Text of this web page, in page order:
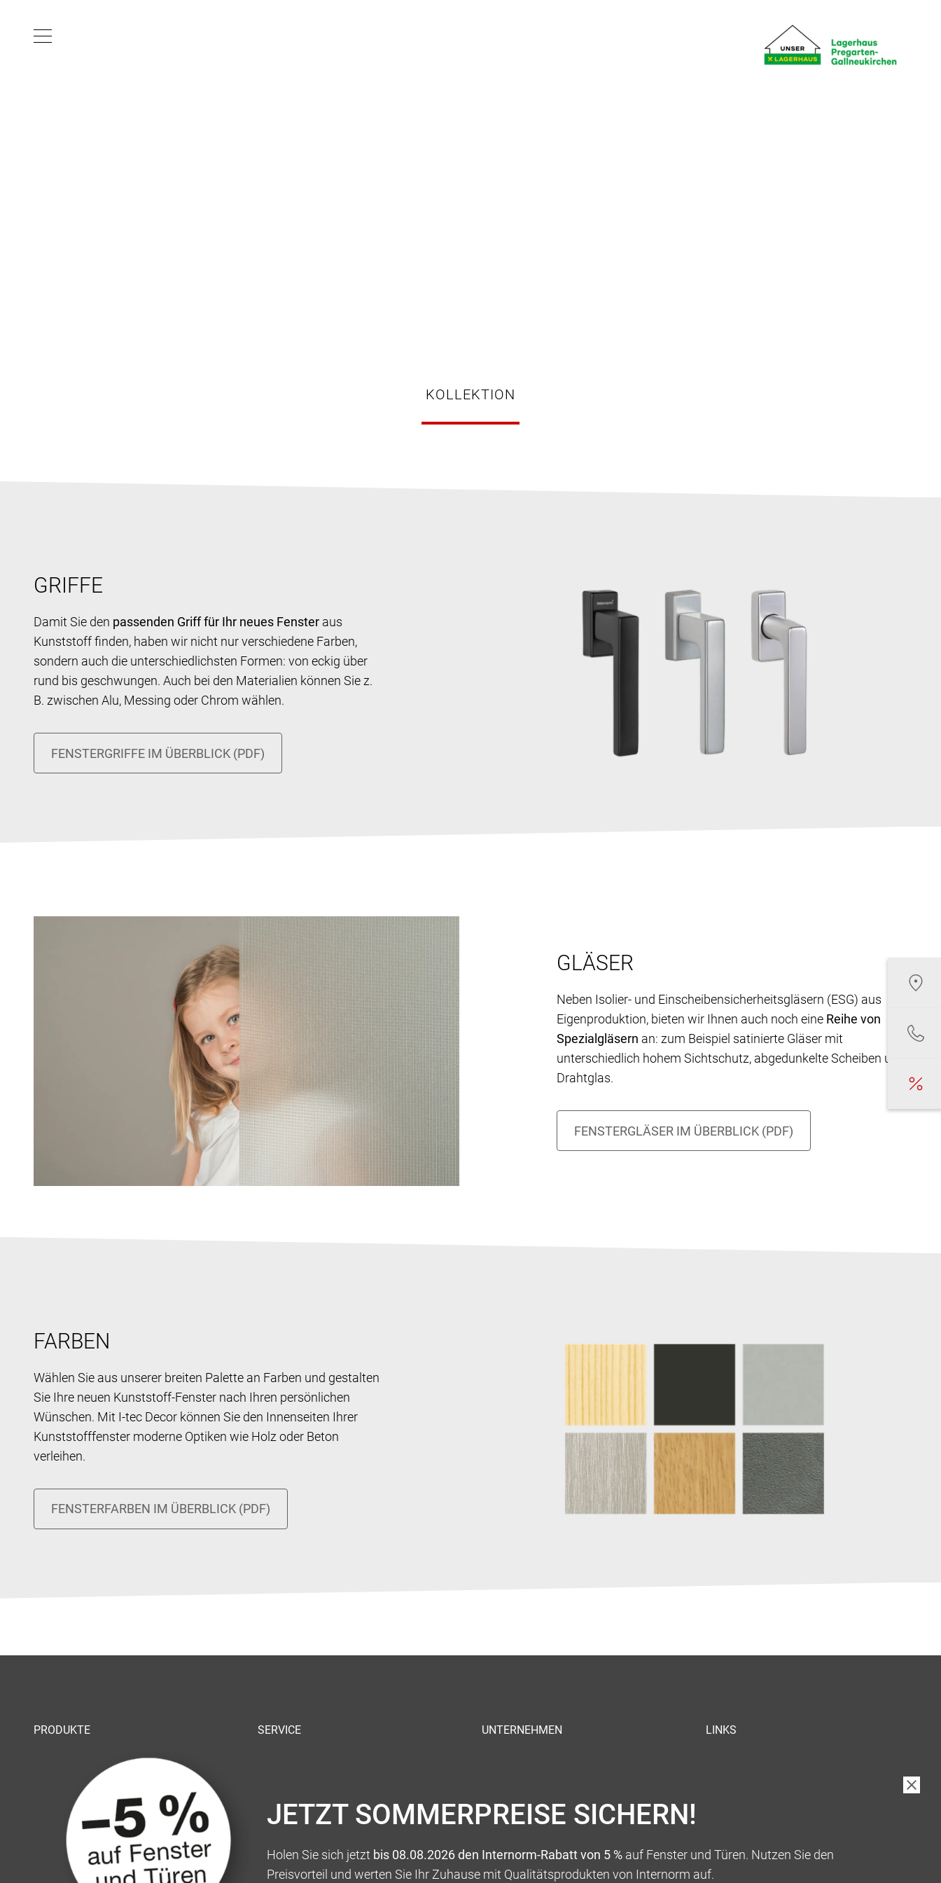
KOLLEKTION
GRIFFE
Damit Sie den passenden Griff für Ihr neues Fenster aus
Kunststoff finden, haben wir nicht nur verschiedene Farben,
sondern auch die unterschiedlichsten Formen: von eckig über
rund bis geschwungen. Auch bei den Materialien können Sie z.
B. zwischen Alu, Messing oder Chrom wählen.
GLÄSER
Neben Isolier- und Einscheibensicherheitsgläsern (ESG) aus
Eigenproduktion, bieten wir Ihnen auch noch eine Reihe von
Spezialgläsern an: zum Beispiel satinierte Gläser mit
unterschiedlich hohem Sichtschutz, abgedunkelte Scheiben und
Drahtglas.
FARBEN
Wählen Sie aus unserer breiten Palette an Farben und gestalten
Sie Ihre neuen Kunststoff-Fenster nach Ihren persönlichen
Wünschen. Mit I-tec Decor können Sie den Innenseiten Ihrer
Kunststofffenster moderne Optiken wie Holz oder Beton
verleihen.
PRODUKTE SERVICE UNTERNEHMEN LINKS
JETZT SOMMERPREISE SICHERN!
Holen Sie sich jetzt bis 08.08.2026 den Internorm-Rabatt von 5 % auf Fenster und Türen. Nutzen Sie den
Preisvorteil und werten Sie Ihr Zuhause mit Qualitätsprodukten von Internorm auf.